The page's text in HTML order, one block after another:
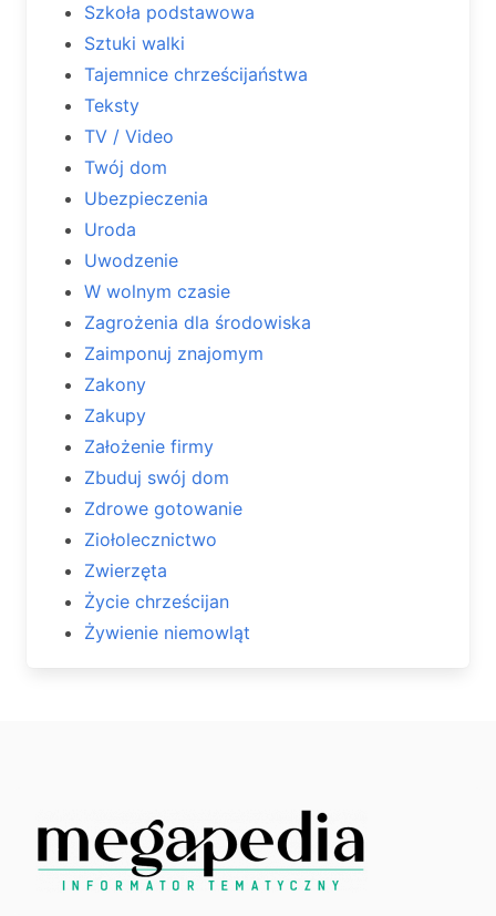
Szkoła podstawowa
Sztuki walki
Tajemnice chrześcijaństwa
Teksty
TV / Video
Twój dom
Ubezpieczenia
Uroda
Uwodzenie
W wolnym czasie
Zagrożenia dla środowiska
Zaimponuj znajomym
Zakony
Zakupy
Założenie firmy
Zbuduj swój dom
Zdrowe gotowanie
Ziołolecznictwo
Zwierzęta
Życie chrześcijan
Żywienie niemowląt